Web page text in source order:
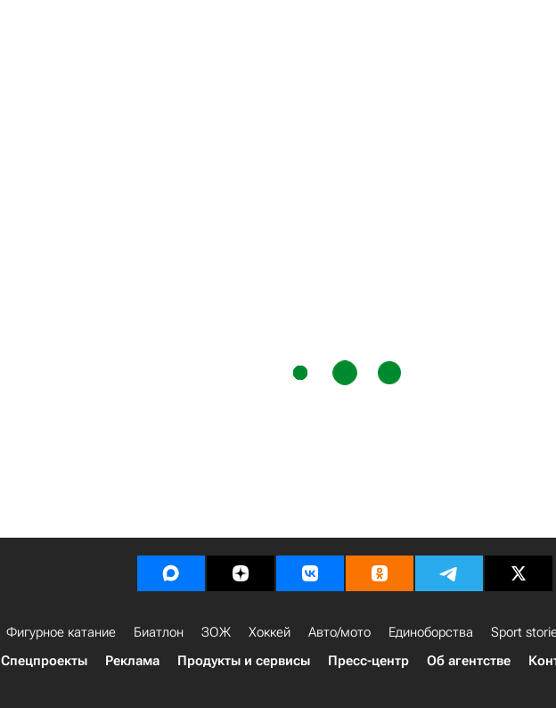
Фигурное катание Биатлон ЗОЖ Хоккей Авто/мото Единоборства Sport
Спецпроекты
Реклама Продукты и сервисы Пресс-центр Об агентстве